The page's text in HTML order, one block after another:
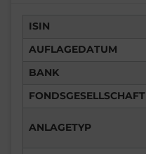
ISIN
AUFLAGEDATUM
BANK
FONDSGESELLSCHAFT
ANLAGETYP